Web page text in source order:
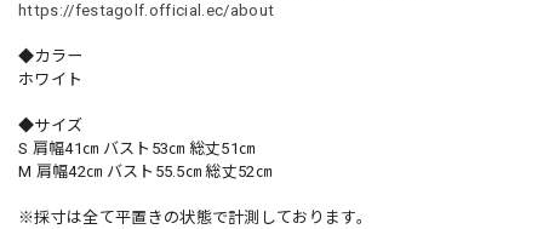
https://festagolf.official.ec/about
◆カラー
ホワイト
◆サイズ
S 肩幅41㎝ バスト53㎝ 総丈51㎝
M 肩幅42㎝ バスト55.5㎝ 総丈52㎝
※採寸は全て平置きの状態で計測しております。